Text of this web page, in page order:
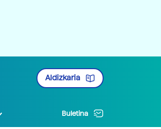
Aldizkaria
Buletina